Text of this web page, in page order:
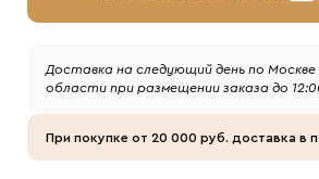
Доставка на следующий день по Москве
области при размещении заказа до
При покупке от 20 000 руб. доставка в